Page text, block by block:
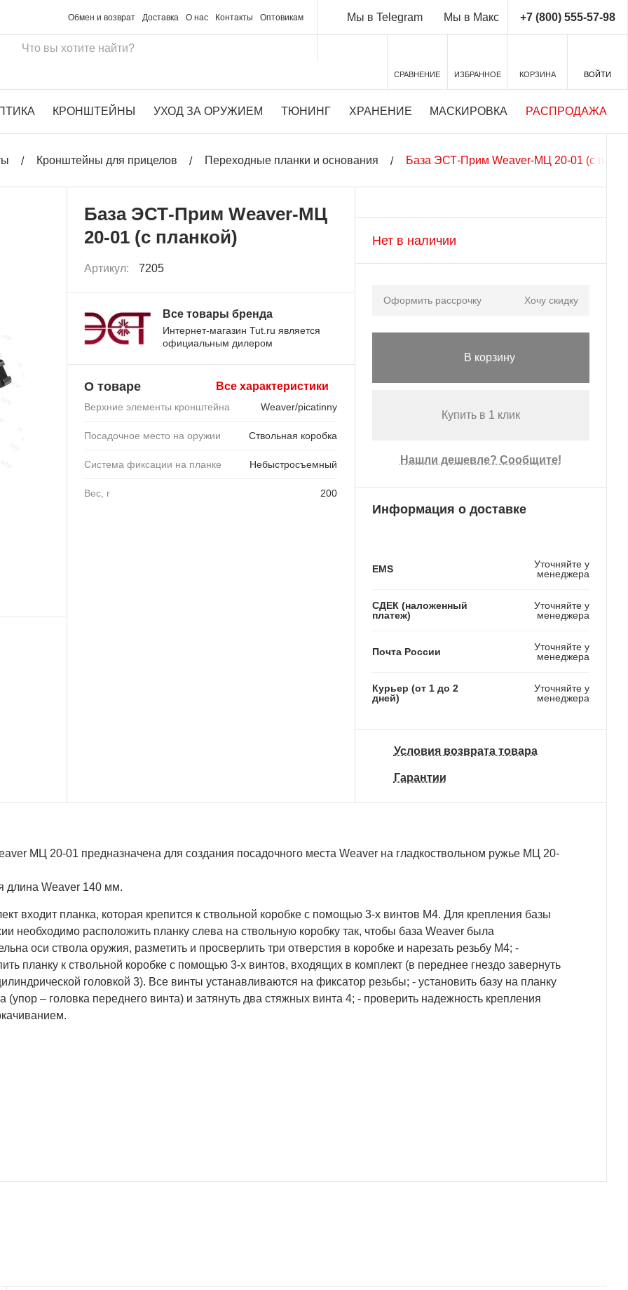
Обмен и возврат Доставка О нас Контакты Оптовикам Мы в Telegram Мы в Макс +7 (800) 555-57-98
СРАВНЕНИЕ ИЗБРАННОЕ КОРЗИНА ВОЙТИ
КРОНШТЕЙНЫ УХОД ЗА ОРУЖИЕМ ТЮНИНГ ХРАНЕНИЕ МАСКИРОВКА РАСПРОДАЖА
Кронштейны для прицелов Переходные планки и основания База ЭСТ-Прим Weaver-МЦ 20-01 (с
База ЭСТ-Прим Weaver-МЦ
20-01 (с планкой)
Артикул: 7205
Все товары бренда
Интернет-магазин Tut.ru является
официальным дилером
О товаре Все характеристики
Верхние элементы кронштейна Weaver/picatinny
Посадочное место на оружии Ствольная коробка
Система фиксации на планке Небыстросъемный
Вес, г 200
Нет в наличии
Оформить рассрочку Хочу скидку
В корзину
Купить в 1 клик
Нашли дешевле? Сообщите!
Информация о доставке
EMS
Уточняйте у
менеджера
СДЕК (наложенный
платеж)
Уточняйте у
менеджера
Почта России
Уточняйте у
менеджера
Курьер (от 1 до 2
дней)
Уточняйте у
менеджера
Условия возврата товара
Гарантии
МЦ 20-01 предназначена для создания посадочного места Weaver на гладкоствольном ружье МЦ 20-
длина Weaver 140 мм.
входит планка, которая крепится к ствольной коробке с помощью 3-х винтов М4. Для крепления базы
необходимо расположить планку слева на ствольную коробку так, чтобы база Weaver была
оси ствола оружия, разметить и просверлить три отверстия в коробке и нарезать резьбу М4; -
планку к ствольной коробке с помощью 3-х винтов, входящих в комплект (в переднее гнездо завернуть
головкой 3). Все винты устанавливаются на фиксатор резьбы; - установить базу на планку
(упор – головка переднего винта) и затянуть два стяжных винта 4; - проверить надежность крепления